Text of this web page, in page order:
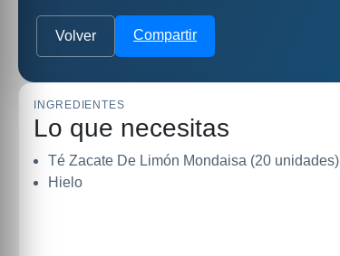
Volver Compartir
INGREDIENTES
Lo que necesitas
Té Zacate De Limón Mondaisa (20 unidades)
Hielo